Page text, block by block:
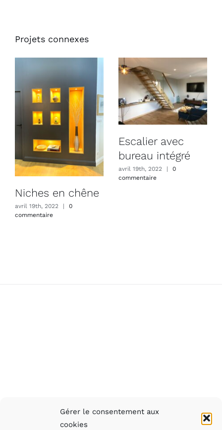
Gérer le consentement aux
cookies
Projets connexes
Niches en chêne
avril 19th, 2022 |
0
commentaire
Escalier avec
bureau intégré
avril 19th, 2022 |
0
commentaire